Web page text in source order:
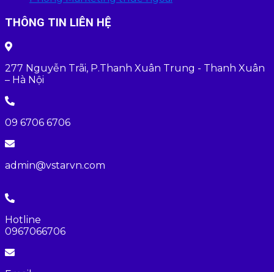
THÔNG TIN LIÊN HỆ
277 Nguyễn Trãi, P.Thanh Xuân Trung - Thanh Xuân
– Hà Nội
09 6706 6706
admin@vstarvn.com
Hotline
0967066706